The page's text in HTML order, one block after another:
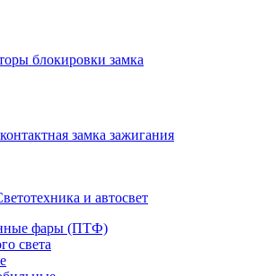
блокировки замка
замка зажигания
и автосвет
фары (ПТФ)
света